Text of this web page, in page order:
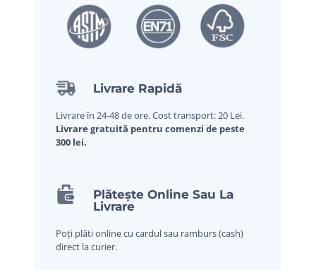
Livrare Rapidă
Livrare în 24-48 de ore. Cost transport: 20 Lei.
Livrare gratuită pentru comenzi de peste
300 lei.
Plătește Online Sau La
Livrare
Poți plăti online cu cardul sau ramburs (cash)
direct la curier.